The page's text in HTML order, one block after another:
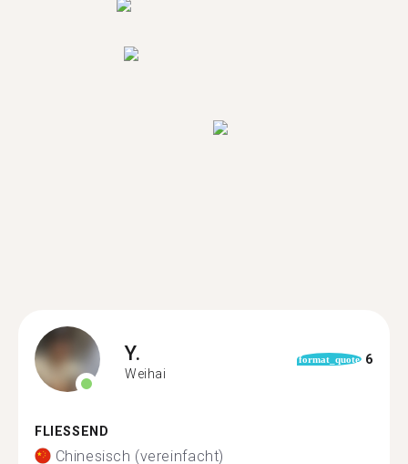
Y.
Weihai
format_quote 6
FLIESSEND
Chinesisch (vereinfacht)